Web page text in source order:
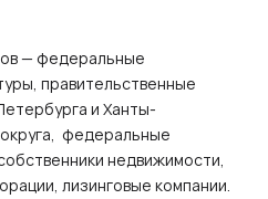
— федеральные
правительственные
и Ханты-
федеральные
недвижимости,
лизинговые компании.